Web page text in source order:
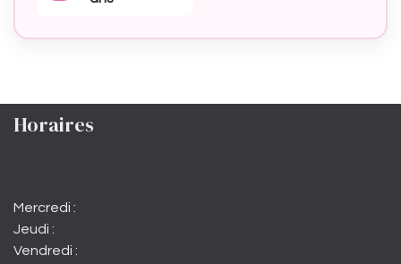
Horaires
Mercredi :
Jeudi :
Vendredi :